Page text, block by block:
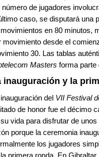
número de jugadores
caso, se disputará una
en 80 minutos,
movimiento desde el
30. Las tablas
Masters forma parte
inauguración y la
del VII Festival
de honor fue el décimo
vida para disfrutar de
porque la ceremonia
los jugadores